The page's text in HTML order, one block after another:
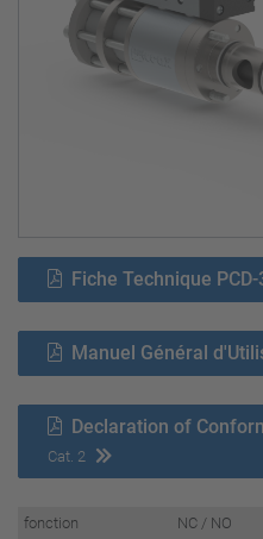
Fiche Technique PCD-
Manuel Général
Declaration of
Cat. 2
fonction
NC / NO